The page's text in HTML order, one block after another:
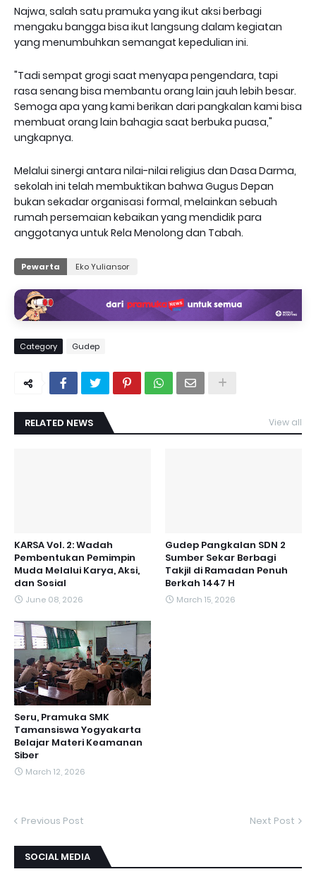
Najwa, salah satu pramuka yang ikut aksi berbagi
mengaku bangga bisa ikut langsung dalam kegiatan
yang menumbuhkan semangat kepedulian ini.
"Tadi sempat grogi saat menyapa pengendara, tapi
rasa senang bisa membantu orang lain jauh lebih besar.
Semoga apa yang kami berikan dari pangkalan kami bisa
membuat orang lain bahagia saat berbuka puasa,"
ungkapnya.
Melalui sinergi antara nilai-nilai religius dan Dasa Darma,
sekolah ini telah membuktikan bahwa Gugus Depan
bukan sekadar organisasi formal, melainkan sebuah
rumah persemaian kebaikan yang mendidik para
anggotanya untuk Rela Menolong dan Tabah.
Pewarta Eko Yuliansor
Category Gudep
RELATED NEWS View all
KARSA Vol. 2: Wadah
Pembentukan Pemimpin
Muda Melalui Karya, Aksi,
dan Sosial
June 08, 2026
Gudep Pangkalan SDN 2
Sumber Sekar Berbagi
Takjil di Ramadan Penuh
Berkah 1447 H
March 15, 2026
Seru, Pramuka SMK
Tamansiswa Yogyakarta
Belajar Materi Keamanan
Siber
March 12, 2026
Previous Post Next Post
SOCIAL MEDIA